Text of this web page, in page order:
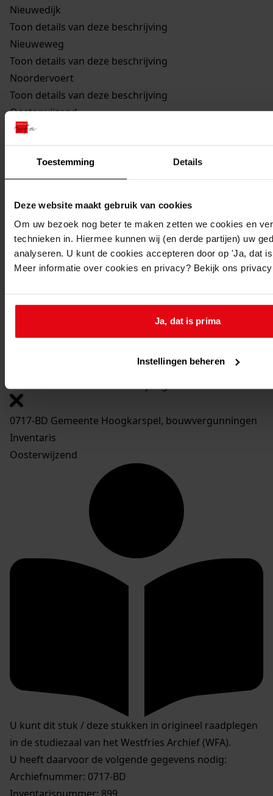
Toestemming Details
Deze website maakt gebruik van cookies
Om uw bezoek nog beter te maken zetten we cookies en
technieken in. Hiermee kunnen wij (en derde partijen) uw
analyseren. U kunt de cookies accepteren door op 'Ja, dat
Meer informatie over cookies en privacy? Bekijk ons
Ja, dat is prima
Instellingen beheren
Nieuwedijk
Toon details van deze beschrijving
Nieuweweg
Toon details van deze beschrijving
Noordervoert
Toon details van deze beschrijving
Oosterwijzend
Toon details van deze beschrijving
893Uitbreiden schuur, 1934
Toon details van deze beschrijving
894Oprichten bergloods, kantoor en overkapping,
Toon details van deze beschrijving
895Oprichten gebouw, 1960
Toon details van deze beschrijving
896Verbouwen voormalig veilinggebouw, 1971
Toon details van deze beschrijving
898
Oprichten kas - bedrijfsruimte, 1968
Toon details van deze beschrijving
0717-BD Gemeente Hoogkarspel, bouwvergunningen
Inventaris
Oosterwijzend
U kunt dit stuk / deze stukken in origineel raadplegen
in de studiezaal van het Westfries Archief (WFA).
U heeft daarvoor de volgende gegevens nodig:
Archiefnummer: 0717-BD